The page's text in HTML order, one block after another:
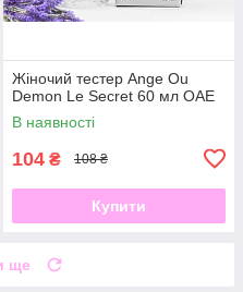
Жіночий тестер Ange Ou
Demon Le Secret 60 мл ОАЕ
В наявності
104 ₴ 108 ₴
Купити
ще